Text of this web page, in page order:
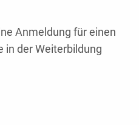
Anmeldung für einen
in der Weiterbildung